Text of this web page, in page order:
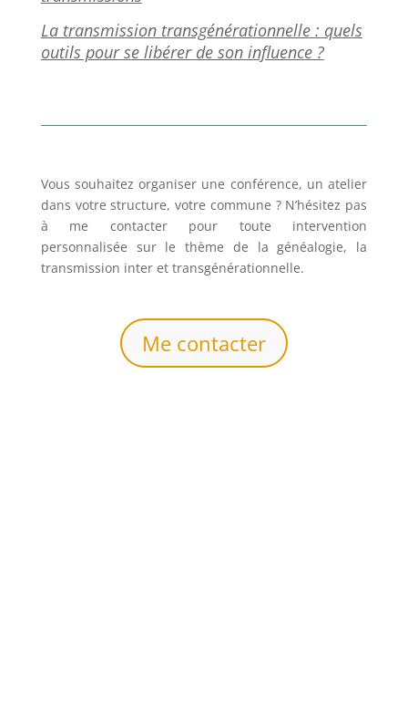
La transmission transgénérationnelle : quels
outils pour se libérer de son influence ?
Vous souhaitez organiser une conférence, un atelier
dans votre structure, votre commune ? N’hésitez pas
à me contacter pour toute intervention
personnalisée sur le thème de la généalogie, la
transmission inter et transgénérationnelle.
Me contacter